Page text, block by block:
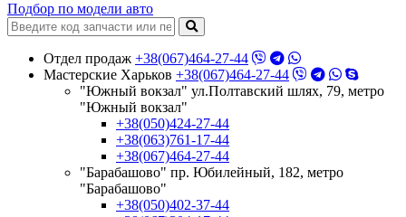
Подбор по модели авто
Отдел продаж +38(067)464-27-44
Мастерские Харьков +38(067)464-27-44
"Южный вокзал" ул.Полтавский шлях, 79, метро
"Южный вокзал"
+38(050)424-27-44
+38(063)761-17-44
+38(067)464-27-44
"Барабашово" пр. Юбилейный, 182, метро
"Барабашово"
+38(050)402-37-44